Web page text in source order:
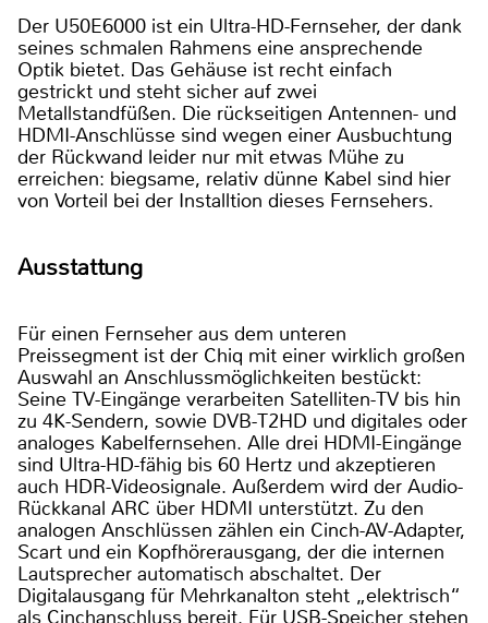
Der U50E6000 ist ein Ultra-HD-Fernseher, der dank
seines schmalen Rahmens eine ansprechende
Optik bietet. Das Gehäuse ist recht einfach
gestrickt und steht sicher auf zwei
Metallstandfüßen. Die rückseitigen Antennen- und
HDMI-Anschlüsse sind wegen einer Ausbuchtung
der Rückwand leider nur mit etwas Mühe zu
erreichen: biegsame, relativ dünne Kabel sind hier
von Vorteil bei der Installtion dieses Fernsehers.
Ausstattung
Für einen Fernseher aus dem unteren
Preissegment ist der Chiq mit einer wirklich großen
Auswahl an Anschlussmöglichkeiten bestückt:
Seine TV-Eingänge verarbeiten Satelliten-TV bis hin
zu 4K-Sendern, sowie DVB-T2HD und digitales oder
analoges Kabelfernsehen. Alle drei HDMI-Eingänge
sind Ultra-HD-fähig bis 60 Hertz und akzeptieren
auch HDR-Videosignale. Außerdem wird der Audio-
Rückkanal ARC über HDMI unterstützt. Zu den
analogen Anschlüssen zählen ein Cinch-AV-Adapter,
Scart und ein Kopfhörerausgang, der die internen
Lautsprecher automatisch abschaltet. Der
Digitalausgang für Mehrkanalton steht „elektrisch“